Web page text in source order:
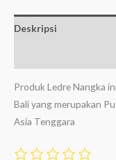
Deskripsi
Produk Ledre Nangka
Bali yang merupakan
Asia Tenggara